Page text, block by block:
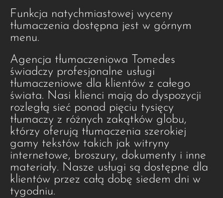
Funkcja natychmiastowej wyceny
tłumaczenia dostępna jest w górnym
menu.
Agencja tłumaczeniowa Tomedes
świadczy profesjonalne usługi
tłumaczeniowe dla klientów z całego
świata. Nasi klienci mają do dyspozycji
rozległą sieć ponad pięciu tysięcy
tłumaczy z różnych zakątków globu,
którzy oferują tłumaczenia szerokiej
gamy tekstów takich jak witryny
internetowe, broszury, dokumenty i inne
materiały. Nasze usługi są dostępne dla
klientów przez całą dobę siedem dni w
tygodniu.